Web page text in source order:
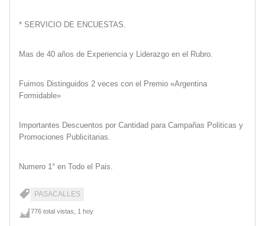
* SERVICIO DE ENCUESTAS.
Mas de 40 años de Experiencia y Liderazgo en el Rubro.
Fuimos Distinguidos 2 veces con el Premio «Argentina
Formidable»
Importantes Descuentos por Cantidad para Campañas Politicas y
Promociones Publicitarias.
Numero 1° en Todo el Pais.
PASACALLES
776 total vistas, 1 hoy